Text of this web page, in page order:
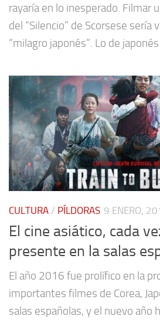
rayaría en lo inesperado. Filmar
del “Silencio” de Scorsese sería
“milagro japonés”. Lo de
CULTURA / PÍLDORAS 9 ENERO,
El cine asiático, cada
presente en la salas
El año 2016 fue prolífico en la
importantes filmes de Corea,
salas españolas, y el nuevo año